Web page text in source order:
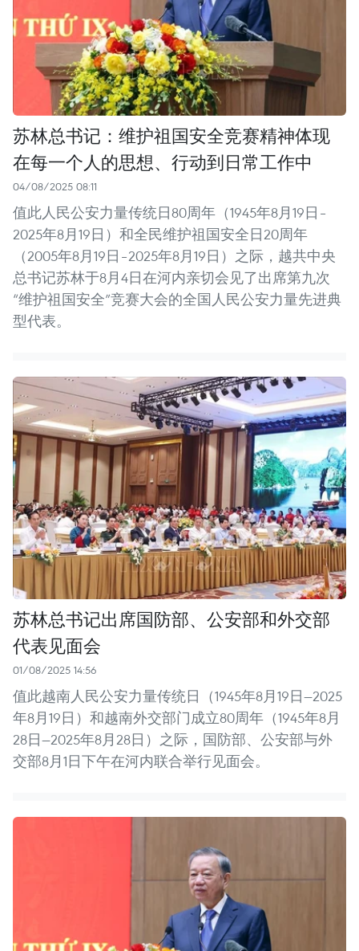
苏林总书记：维护祖国安全竞赛精神体现
在每一个人的思想、行动到日常工作中
04/08/2025 08:11
值此人民公安力量传统日80周年（1945年8月19日–
2025年8月19日）和全民维护祖国安全日20周年
（2005年8月19日–2025年8月19日）之际，越共中央
总书记苏林于8月4日在河内亲切会见了出席第九次
“维护祖国安全”竞赛大会的全国人民公安力量先进典
型代表。
苏林总书记出席国防部、公安部和外交部
代表见面会
01/08/2025 14:56
值此越南人民公安力量传统日（1945年8月19日—2025
年8月19日）和越南外交部门成立80周年（1945年8月
28日—2025年8月28日）之际，国防部、公安部与外
交部8月1日下午在河内联合举行见面会。